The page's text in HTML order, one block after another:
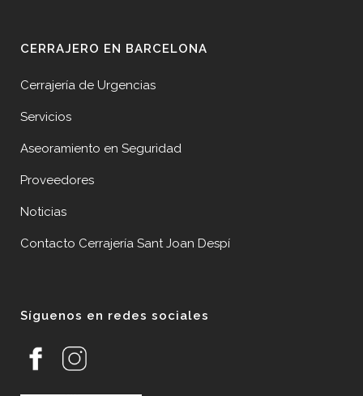
CERRAJERO EN BARCELONA
Cerrajería de Urgencias
Servicios
Aseoramiento en Seguridad
Proveedores
Noticias
Contacto Cerrajería Sant Joan Despí
Síguenos en redes sociales